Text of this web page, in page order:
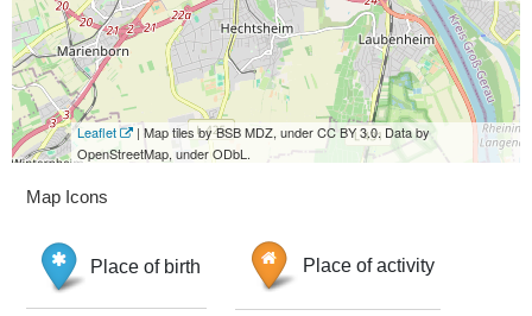
Leaflet
| Map tiles by BSB MDZ, under CC BY 3.0. Data by
OpenStreetMap, under ODbL.
Map Icons
Place of birth Place of activity